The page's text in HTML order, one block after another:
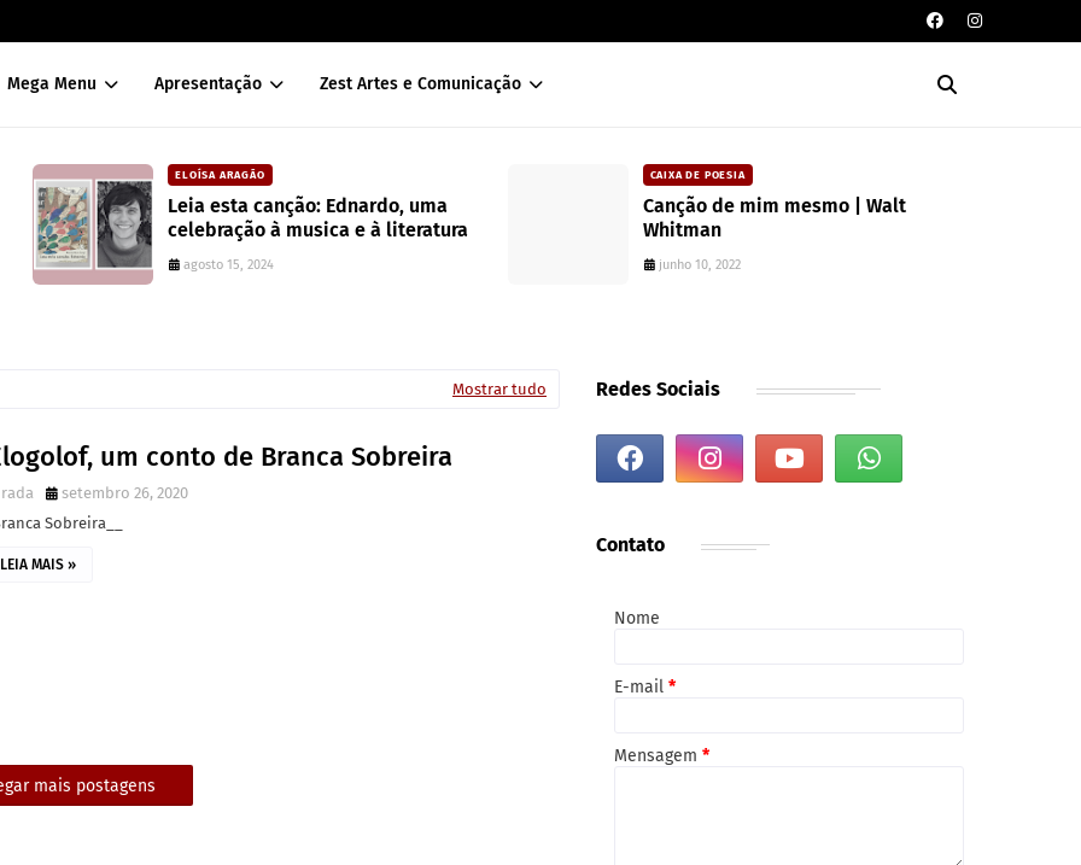
Mega Menu Apresentação Zest Artes e Comunicação
ELOÍSA ARAGÃO
Leia esta canção: Ednardo, uma
celebração à musica e à literatura
agosto 15, 2024
CAIXA DE POESIA
Canção de mim mesmo | Walt
Whitman
junho 10, 2022
Mostrar tudo
um conto de Branca Sobreira
setembro 26, 2020
Sobreira__
LEIA MAIS »
mais postagens
Redes Sociais
Contato
Nome
E-mail *
Mensagem *